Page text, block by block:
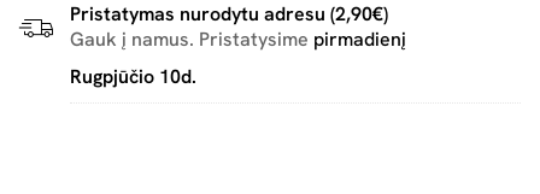
Pristatymas nurodytu adresu (2,90€)
Gauk į namus. Pristatysime pirmadienį
Rugpjūčio 10d.